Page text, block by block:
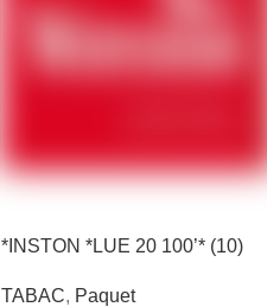
*INSTON *LUE 20 100’* (10)
TABAC, Paquet